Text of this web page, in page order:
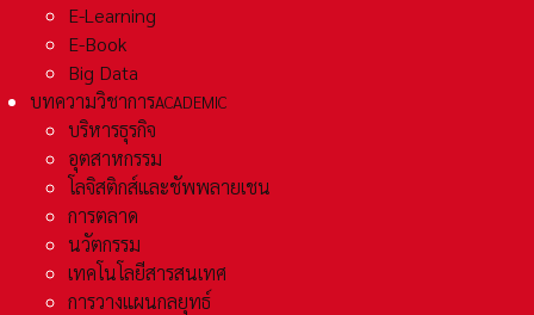
E-Learning
E-Book
Big Data
บทความวิชาการACADEMIC
บริหารธุรกิจ
อุตสาหกรรม
โลจิสติกส์และชัพพลายเชน
การตลาด
นวัตกรรม
เทคโนโลยีสารสนเทศ
การวางแผนกลยุทธ์